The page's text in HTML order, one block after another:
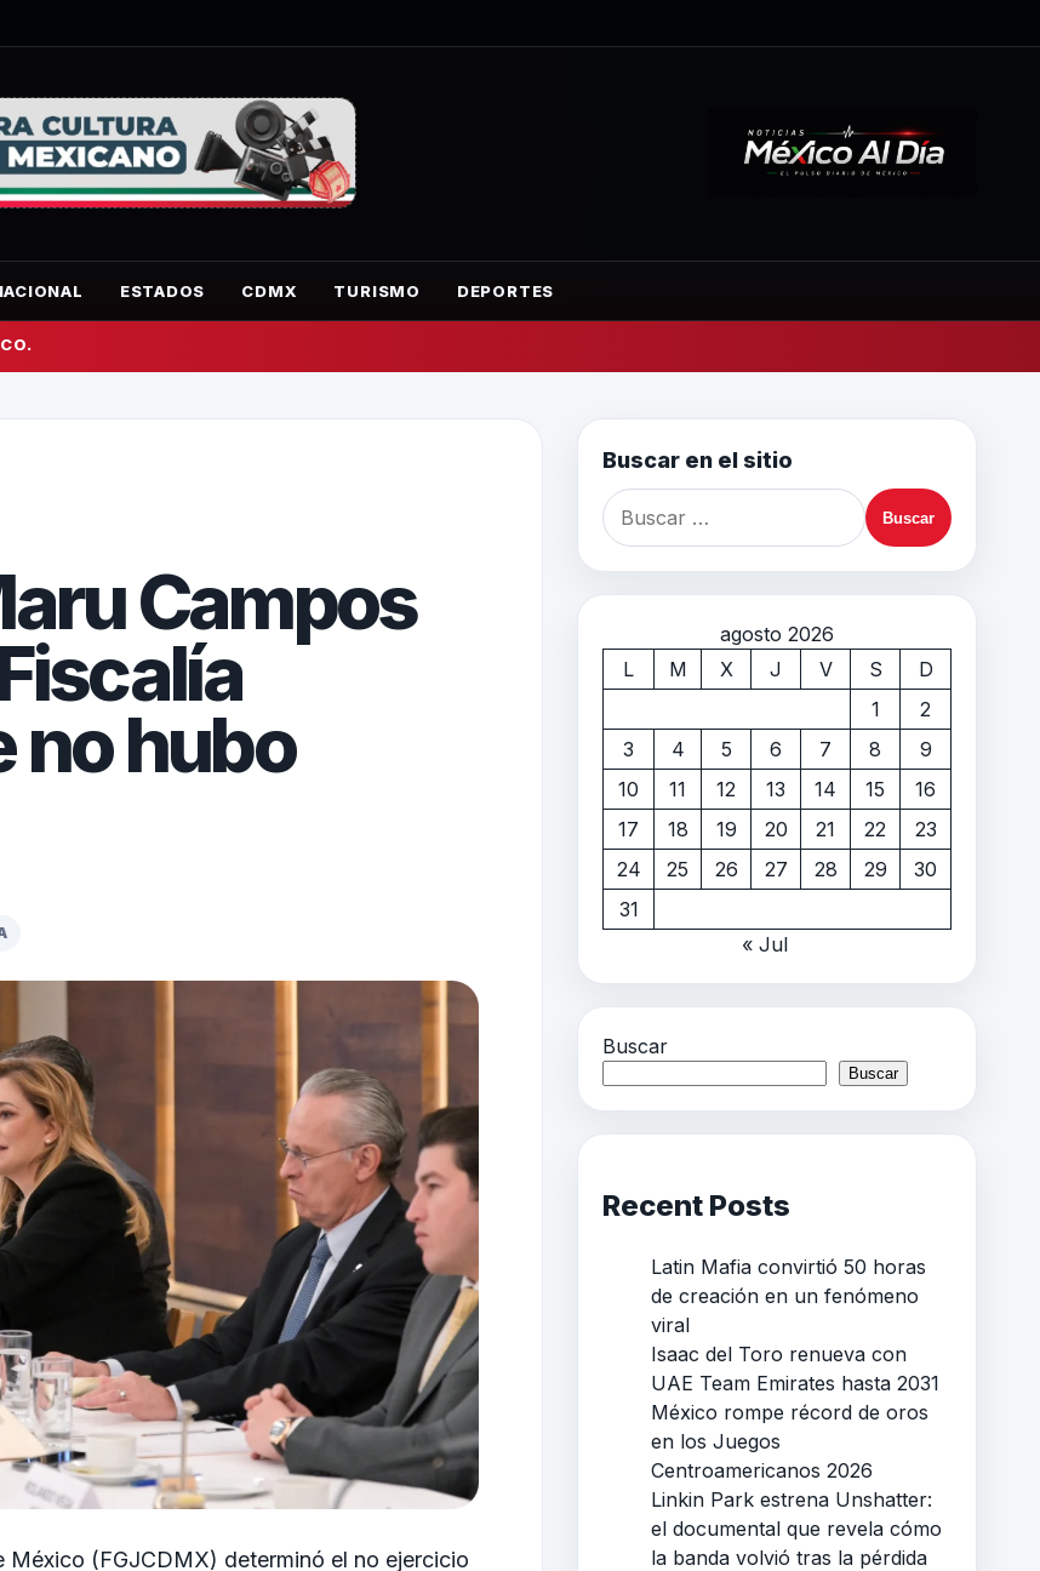
ESTADOS CDMX TURISMO DEPORTES
Campos
no hubo
México (FGJCDMX) determinó el no ejercicio
Buscar en el sitio
agosto 2026
L
M X J V S
D
1
2
3
4 5 6 7 8
9
10
11 12 13 14 15
16
17
18 19 20 21 22
23
24
25 26 27 28 29
30
31
« Jul
Buscar
Buscar
Recent Posts
Latin Mafia convirtió 50 horas
de creación en un fenómeno
viral
Isaac del Toro renueva con
UAE Team Emirates hasta 2031
México rompe récord de oros
en los Juegos
Centroamericanos 2026
Linkin Park estrena Unshatter:
el documental que revela cómo
la banda volvió tras la pérdida